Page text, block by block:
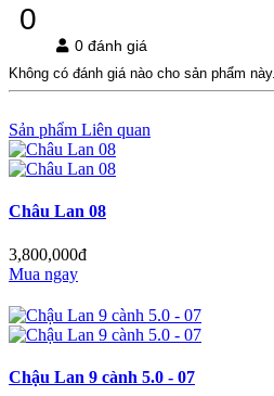
0
0 đánh giá
Không có đánh giá nào cho sản phẩm này.
Sản phẩm Liên quan
Châu Lan 08
3,800,000đ
Mua ngay
Chậu Lan 9 cành 5.0 - 07